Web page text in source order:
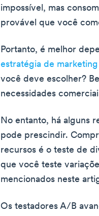
impossível, mas
provável que você
Portanto, é melhor
estratégia de
você deve escolher?
necessidades
No entanto, há alguns
pode prescindir.
recursos é o teste de
que você teste
mencionados neste
Os testadores A/B